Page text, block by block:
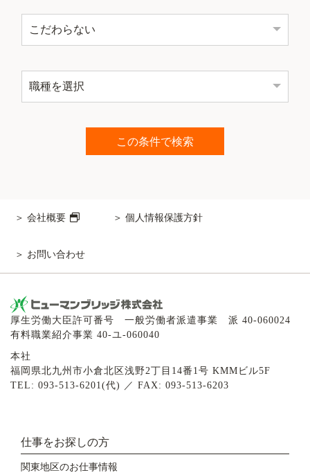
会社概要 個人情報保護方針
お問い合わせ
厚生労働大臣許可番号 一般労働者派遣事業 派 40-060024
有料職業紹介事業 40-ユ-060040
本社
福岡県北九州市小倉北区浅野2丁目14番1号 KMMビル5F
TEL: 093-513-6201(代) ／ FAX: 093-513-6203
仕事をお探しの方
関東地区のお仕事情報